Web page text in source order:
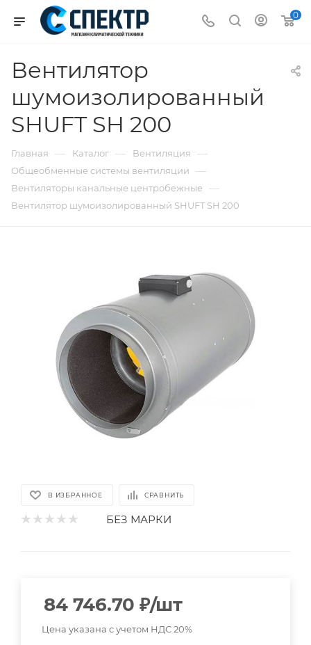
0
Вентилятор
шумоизолированный
SHUFT SH 200
Главная — Каталог — Вентиляция —
Общеобменные системы вентиляции —
Вентиляторы канальные центробежные —
Вентилятор шумоизолированный SHUFT SH 200
В ИЗБРАННОЕ СРАВНИТЬ
БЕЗ МАРКИ
84 746.70 ₽/шт
Цена указана с учетом НДС 20%